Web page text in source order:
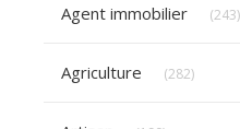
Agent immobilier (243)
Agriculture (282)